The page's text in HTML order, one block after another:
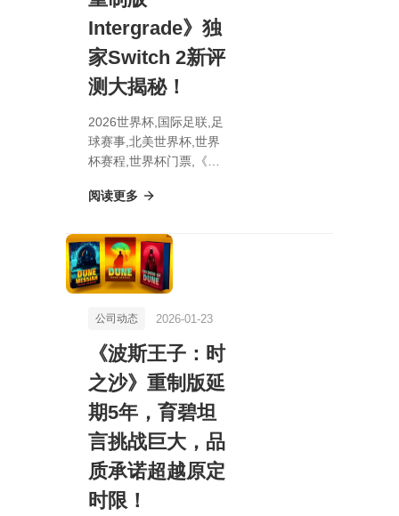
Intergrade》独
家Switch 2新评
测大揭秘！
2026世界杯,国际足联,足
球赛事,北美世界杯,世界
杯赛程,世界杯门票,《革
7》重制版Intergrade》
秘！
阅读更多
公司动态 2026-01-23
《波斯王子：时
之沙》重制版延
期5年，育碧坦
言挑战巨大，品
质承诺超越原定
时限！